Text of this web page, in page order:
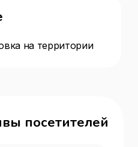
на территории
посетителей